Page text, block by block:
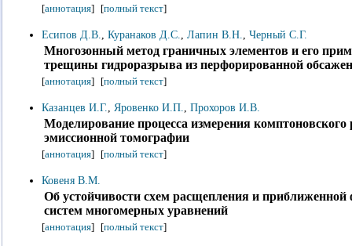
[аннотация] [полный текст]
Есипов Д.В., Куранаков Д.С., Лапин В.Н., Черный С.Г.
Многозонный метод граничных элементов и его
трещины гидроразрыва из перфорированной
[аннотация] [полный текст]
Казанцев И.Г., Яровенко И.П., Прохоров И.В.
Моделирование процесса измерения комптоновского
эмиссионной томографии
[аннотация] [полный текст]
Ковеня В.М.
Об устойчивости схем расщепления и
систем многомерных уравнений
[аннотация] [полный текст]